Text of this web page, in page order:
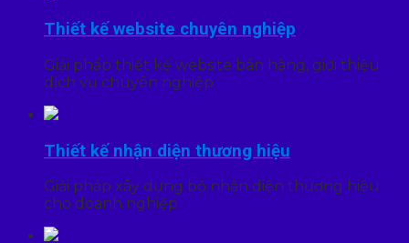
Thiết kế website chuyên nghiệp
Giải pháp thiết kế website bán hàng, giới thiệu
dịch vụ chuyên nghiệp
Thiết kế nhận diện thương hiệu
Giải pháp xây dựng bộ nhận diện thương hiệu
cho doanh nghiệp